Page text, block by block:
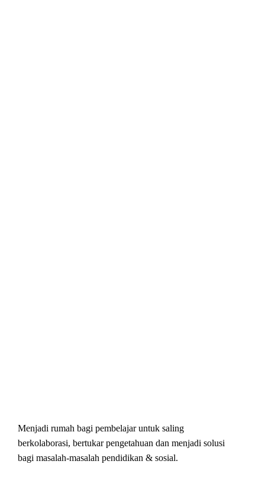
Menjadi rumah bagi pembelajar untuk saling
berkolaborasi, bertukar pengetahuan dan menjadi solusi
bagi masalah-masalah pendidikan & sosial.